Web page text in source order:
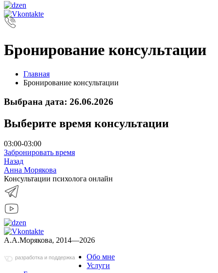
Бронирование консультации
Главная
Бронирование консультации
Выбрана дата: 26.06.2026
Выберите время консультации
03:00-03:00
Забронировать время
Назад
Анна Морякова
Консультации психолога онлайн
А.А.Морякова, 2014—2026
разработка и поддержка
Обо мне
Услуги